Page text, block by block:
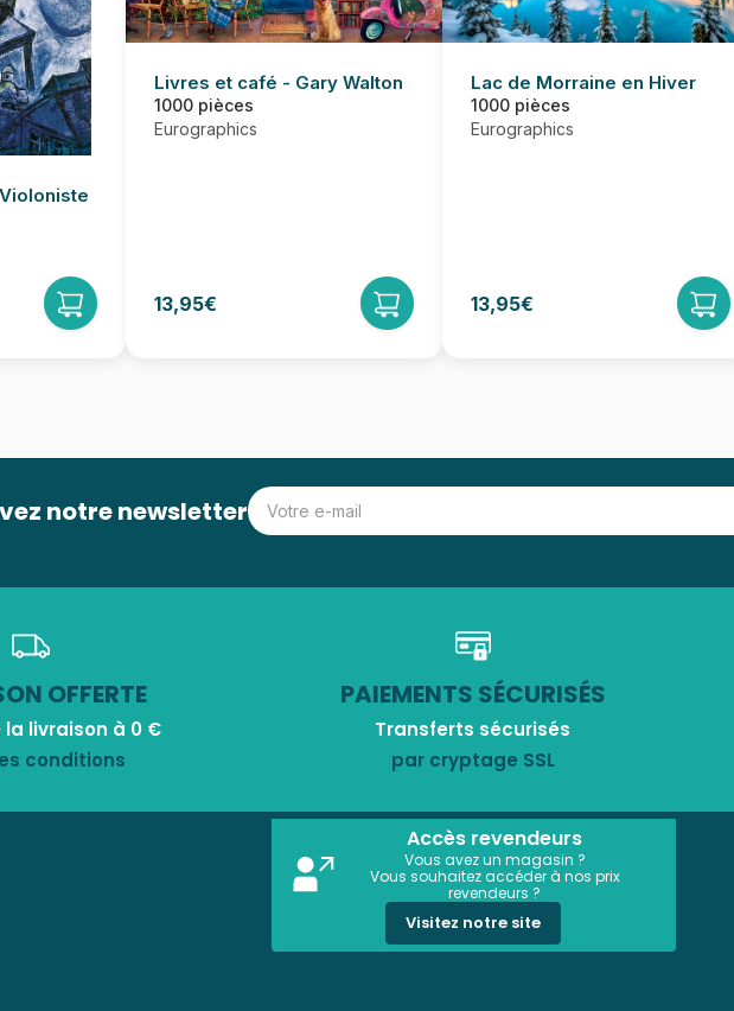
Livres et café - Gary Walton
1000 pièces
Eurographics
13,95€
Lac de Morraine en Hiver
1000 pièces
Eurographics
13,95€
notre newsletter
OFFERTE
la livraison à 0 €
conditions
PAIEMENTS SÉCURISÉS
Transferts sécurisés
par cryptage SSL
Accès revendeurs
Vous avez un magasin ?
Vous souhaitez accéder à nos prix
revendeurs ?
Visitez notre site